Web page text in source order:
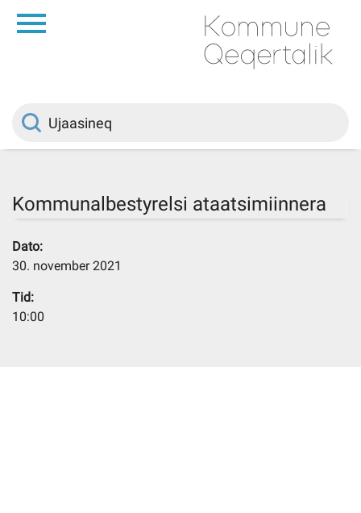
Innuttaasunut
Ileqqoreqqusat
Kommunalbestyrelsi ataatsimiinnera
Dato:
30. november 2021
Tid:
10:00